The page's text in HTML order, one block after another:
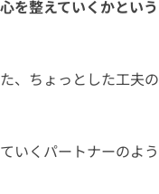
を整えていくかという
、ちょっとした工夫の
いくパートナーのよう